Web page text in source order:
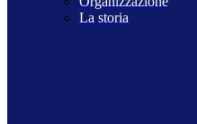
La storia